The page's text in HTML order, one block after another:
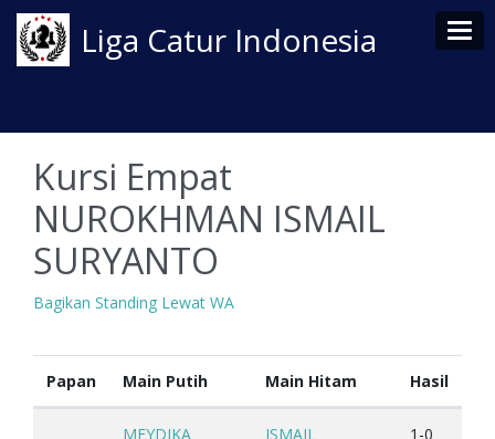
Liga Catur Indonesia
Kursi Empat
NUROKHMAN ISMAIL
SURYANTO
Bagikan Standing Lewat WA
Papan Main Putih Main Hitam Hasil
MEYDIKA
ISMAIL
1-0